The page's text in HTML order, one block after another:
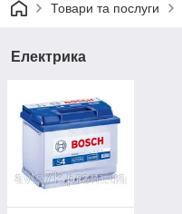
Товари та послуги
Електрика